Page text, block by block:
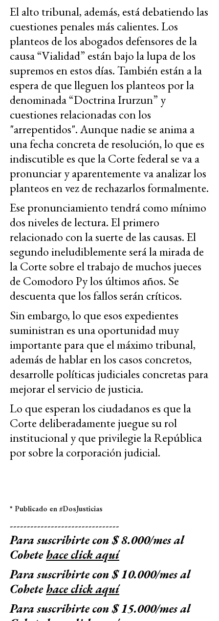
El alto tribunal, además, está debatiendo las
cuestiones penales más calientes. Los
planteos de los abogados defensores de la
causa “Vialidad” están bajo la lupa de los
supremos en estos días. También están a la
espera de que lleguen los planteos por la
denominada “Doctrina Irurzun” y
cuestiones relacionadas con los
"arrepentidos". Aunque nadie se anima a
una fecha concreta de resolución, lo que es
indiscutible es que la Corte federal se va a
pronunciar y aparentemente va analizar los
planteos en vez de rechazarlos formalmente.
Ese pronunciamiento tendrá como mínimo
dos niveles de lectura. El primero
relacionado con la suerte de las causas. El
segundo ineludiblemente será la mirada de
la Corte sobre el trabajo de muchos jueces
de Comodoro Py los últimos años. Se
descuenta que los fallos serán críticos.
Sin embargo, lo que esos expedientes
suministran es una oportunidad muy
importante para que el máximo tribunal,
además de hablar en los casos concretos,
desarrolle políticas judiciales concretas para
mejorar el servicio de justicia.
Lo que esperan los ciudadanos es que la
Corte deliberadamente juegue su rol
institucional y que privilegie la República
por sobre la corporación judicial.
* Publicado en #DosJusticias
--------------------------------
Para suscribirte con $ 8.000/mes al
Cohetehace click aquí
Para suscribirte con $ 10.000/mes al
Cohetehace click aquí
Para suscribirte con $ 15.000/mes al